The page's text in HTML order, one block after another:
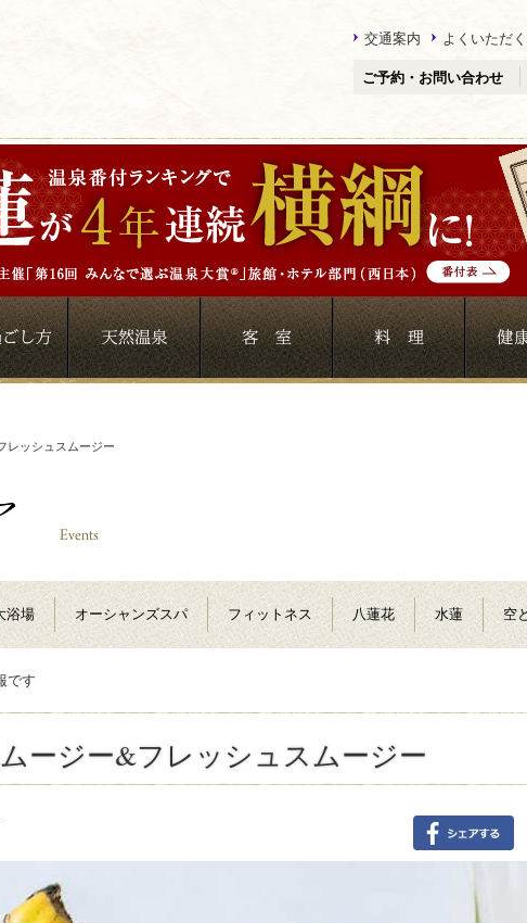
交通案内 よくいただ
ご予約・お問い合わせ
レッシュスムージー
浴場 オーシャンズスパ フィットネス 八蓮花 水蓮 空
です
ージー&フレッシュスムージー